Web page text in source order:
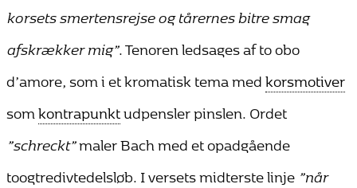
korsets smertensrejse og tårernes bitre smag
afskrækker mig”. Tenoren ledsages af to obo
d’amore, som i et kromatisk tema medkorsmotiver
somkontrapunktudpensler pinslen. Ordet
”schreckt”maler Bach med et opadgående
toogtredivtedelsløb. I versets midterste linje ”når